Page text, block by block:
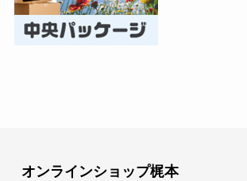
オンラインショップ梶本